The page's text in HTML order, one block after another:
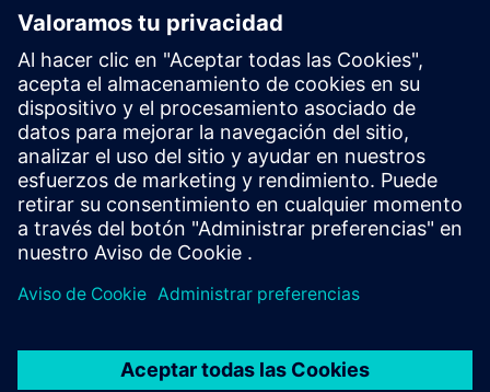
Podcast| Por qué los circuitos integrados 3D necesitan un
cambio de mentalidad y cómo hacerlo realidad
Leer
Folleto| Innovator3D IC: conjunto de soluciones
Serie de libros electrónicos| Su guía para una integración
heterogénea exitosa